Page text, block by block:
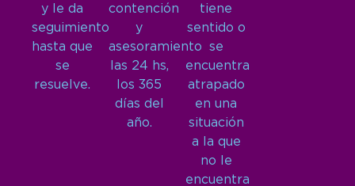
y le da
seguimiento
hasta que
se
resuelve.
contención
y
asesoramiento
las 24 hs,
los 365
días del
año.
tiene
sentido o
se
encuentra
atrapado
en una
situación
a la que
no le
encuentra